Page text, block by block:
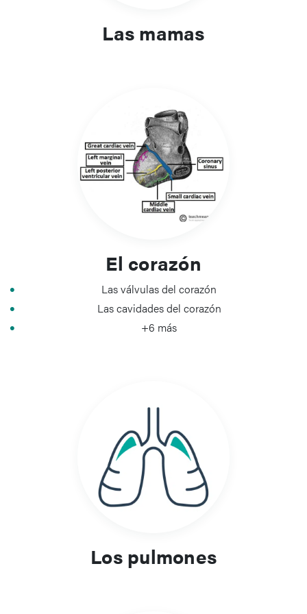
Las mamas
El corazón
Las válvulas del corazón
Las cavidades del corazón
+6 más
Los pulmones